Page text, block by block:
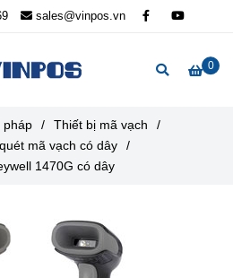
pháp / Thiết bị mã vạch
/
mã vạch có dây
/
1470G có dây
sales@vinpos.vn
0